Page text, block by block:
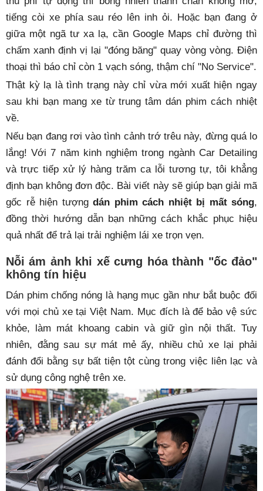
tiếng còi xe phía sau réo lên inh ỏi. Hoặc bạn đang ở
giữa một ngã tư xa lạ, cần Google Maps chỉ đường thì
chấm xanh định vị lại "đóng băng" quay vòng vòng. Điện
thoại thì báo chỉ còn 1 vạch sóng, thậm chí "No Service".
Thật kỳ lạ là tình trạng này chỉ vừa mới xuất hiện ngay
sau khi bạn mang xe từ trung tâm dán phim cách nhiệt
về.
Nếu bạn đang rơi vào tình cảnh trớ trêu này, đừng quá lo
lắng! Với 7 năm kinh nghiệm trong ngành Car Detailing
và trực tiếp xử lý hàng trăm ca lỗi tương tự, tôi khẳng
định bạn không đơn độc. Bài viết này sẽ giúp bạn giải mã
gốc rễ hiện tượng dán phim cách nhiệt bị mất sóng,
đồng thời hướng dẫn bạn những cách khắc phục hiệu
quả nhất để trả lại trải nghiệm lái xe trọn vẹn.
Nỗi ám ảnh khi xế cưng hóa thành "ốc đảo"
không tín hiệu
Dán phim chống nóng là hạng mục gần như bắt buộc đối
với mọi chủ xe tại Việt Nam. Mục đích là để bảo vệ sức
khỏe, làm mát khoang cabin và giữ gìn nội thất. Tuy
nhiên, đằng sau sự mát mẻ ấy, nhiều chủ xe lại phải
đánh đổi bằng sự bất tiện tột cùng trong việc liên lạc và
sử dụng công nghệ trên xe.